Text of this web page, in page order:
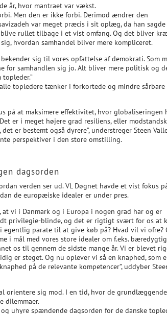
år, hvor mantraet var vækst.
Men den er ikke forbi. Derimod ændrer den
var meget præcis i sit oplæg, da han
rullet tilbage i et vist omfang. Og det bliver
hvordan samhandel bliver mere kompliceret.
sig til vores opfattelse af demokrati. Som
samhandlen sig jo. Alt bliver mere politisk og
topledere tænker i forkortede og mindre sårbare
på at maksimere effektivitet, hvor
er i meget højere grad resiliens, eller
er bestemt også dyrere”, understreger Steen
perspektiver i den store omstilling.
dagsorden
verden ser ud. VL Døgnet havde et vist fokus
de europæiske idealer er under pres.
vi i Danmark og i Europa i nogen grad har og er
privilegie-blinde, og det er rigtigt svært for os at
egentlig parate til at give køb på? Hvad vil vi ofre?
i mål med vores store idealer om f.eks.
os til gennem de sidste mange år. Vi er blevet
er steget. Og nu oplever vi så en knaphed, som
på de relevante kompetencer”, uddyber
orientere sig mod. I en tid, hvor de grundlæggende
dilemmaer.
uhyre spændende dagsorden for de danske